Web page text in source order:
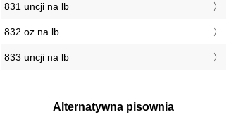
831 uncji na lb
832 oz na lb
833 uncji na lb
Alternatywna pisownia